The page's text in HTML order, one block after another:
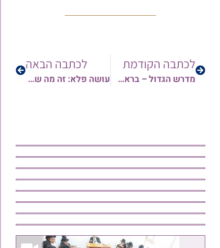
לכתבה הקודמת
מדרש הגדול – בראשית פרק ד' | הרב עמרם קורח
לכתבה הבאה
עושה פלא: זה מה שסיפר לי יהודי בדרכי להילולת הצדיק מעג'ור זי"ע | הרב ישי יפת